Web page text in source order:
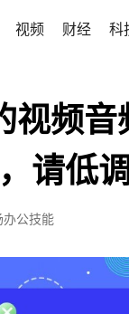
视频 财经 科
视频
请低
办公技能